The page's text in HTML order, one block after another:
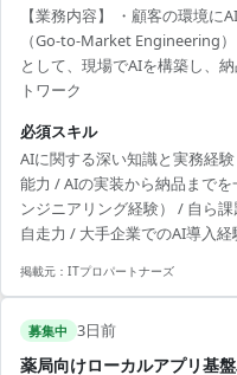
【業務内容】 ・顧客の環境
（Go-to-Market Engineering
として、現場でAIを構築し、
トワーク
必須スキル
AIに関する深い知識と実務経
能力 / AIの実装から納品まで
ンジニアリング経験） / 自ら
自走力 / 大手企業でのAI導入
掲載元： ITプロパートナーズ
募集中 3日前
薬局向けローカルアプリ基